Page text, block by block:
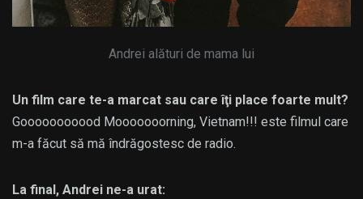
Andrei alături de mama lui
Un film care te-a marcat sau care îţi place foarte mult?
Gooooooooood Mooooooorning, Vietnam!!! este filmul care
m-a făcut să mă îndrăgostesc de radio.
La final, Andrei ne-a urat: